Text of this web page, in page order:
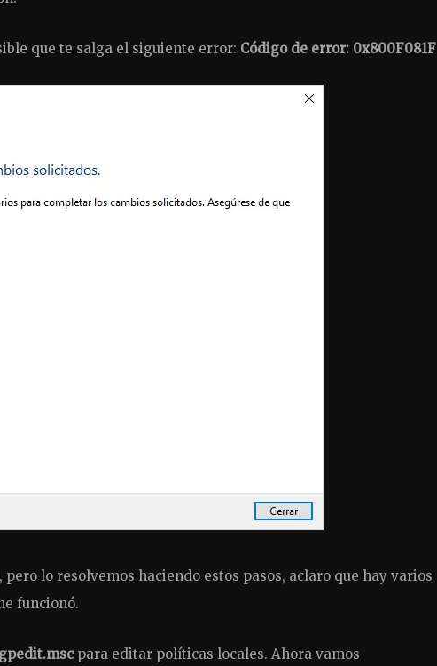
que te salga el siguiente error: Código de error: 0x800F081F
lo resolvemos haciendo estos pasos, aclaro que hay varios
funcionó.
gpedit.mscpara editar políticas locales. Ahora vamos